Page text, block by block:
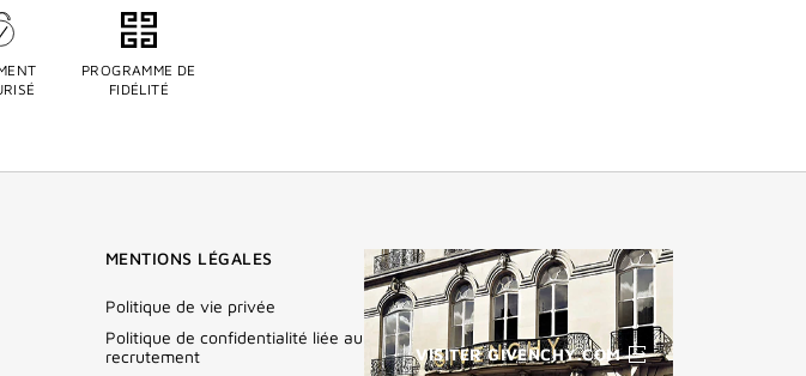
PROGRAMME DE
FIDÉLITÉ
MENTIONS LÉGALES
Politique de vie privée
Politique de confidentialité liée au
recrutement
VISITER GIVENCHY.COM